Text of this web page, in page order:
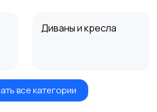
Диваны и кресла
Кухонные гарнитуры
все категории